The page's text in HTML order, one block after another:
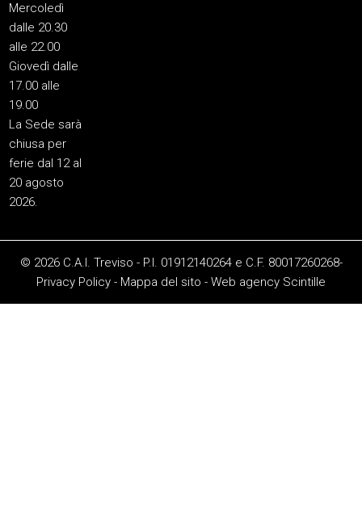
Mercoledì
dalle 20.30
alle 22.00
Giovedì dalle
17.00 alle
19.00
La Sede sarà
chiusa per
ferie dal 12 al
20 agosto
2026.
© 2026 C.A.I. Treviso - P.I. 01912140264 e C.F. 80017260268-
Privacy Policy - Mappa del sito - Web agency Scintille